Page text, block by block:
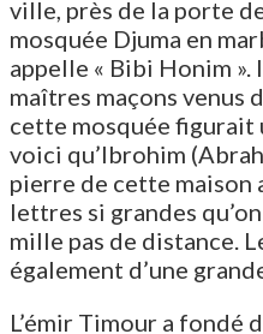
ville, près de la porte
mosquée Djuma en
appelle « Bibi Honim
maîtres maçons venus
cette mosquée figurait
voici qu’Ibrohim
pierre de cette maison
lettres si grandes
mille pas de distance.
également d’une
L’émir Timour a fondé